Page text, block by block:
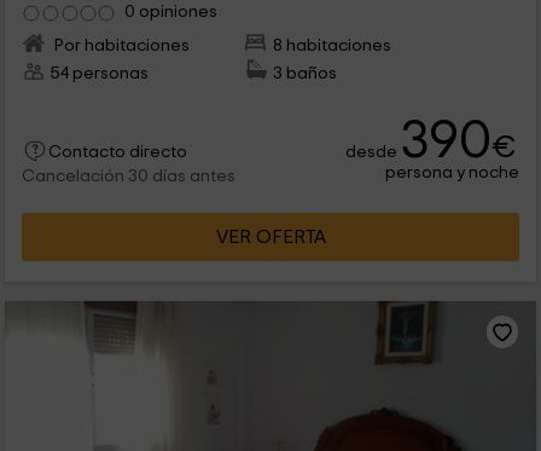
0 opiniones
Por habitaciones
8 habitaciones
54 personas
3 baños
Contacto directo
Cancelación 30 días antes
desde 390€
persona y noche
VER OFERTA